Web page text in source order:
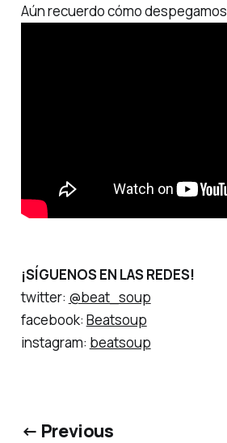
Aún recuerdo cómodespegamos
¡SÍGUENOS EN LAS REDES!
twitter: @beat_soup
facebook: Beatsoup
instagram: beatsoup
← Previous